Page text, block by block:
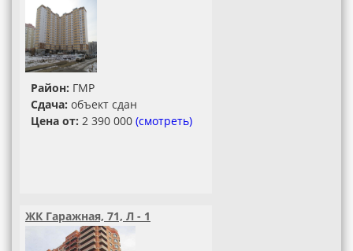
Район: ГМР
Сдача: объект сдан
Цена от: 2 390 000 (смотреть)
ЖК Гаражная, 71, Л - 1